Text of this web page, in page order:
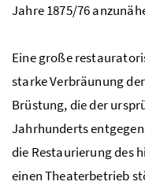
Jahre 1875/76
Eine große
starke Verbräunung
Brüstung, die der
Jahrhunderts
die Restaurierung des
einen Theaterbetrieb